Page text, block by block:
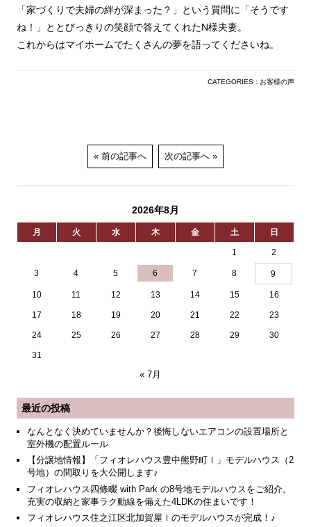
「家づくりで夫婦の絆が深まった？」という質問に「そうです
ね！」ととびっきりの笑顔で答えてくれたN様夫妻。
これからはマイホームでたくさんの夢を語ってくださいね。
CATEGORIES :お客様の声
前の記事へ 次の記事へ
2026年8月
月 火 水 木 金 土 日
1 2
3 4 5 6 7 8 9
10 11 12 13 14 15 16
17 18 19 20 21 22 23
24 25 26 27 28 29 30
31
« 7月
最近の投稿
なんとなく決めていませんか？後悔しないエアコンの設置場所と
室外機の配置ルール
【分譲地情報】「フィオレハウス豊中熊野町Ⅰ」モデルハウス（2
号地）の間取りを大公開します♪
フィオレハウス四條畷 with Park の8号地モデルハウスをご紹介。
充実の収納と家事ラク動線を備えた4LDKの住まいです！
フィオレハウス住之江区北加賀屋Ⅰのモデルハウスが完成！♪